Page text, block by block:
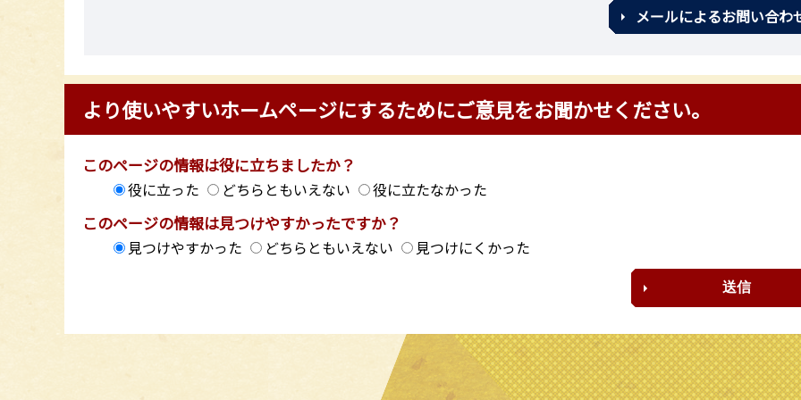
メールによるお問い合わ
より使いやすいホームページにするためにご意見をお聞かせください。
このページの情報は役に立ちましたか？
役に立った どちらともいえない 役に立たなかった
このページの情報は見つけやすかったですか？
見つけやすかった どちらともいえない 見つけにくかった